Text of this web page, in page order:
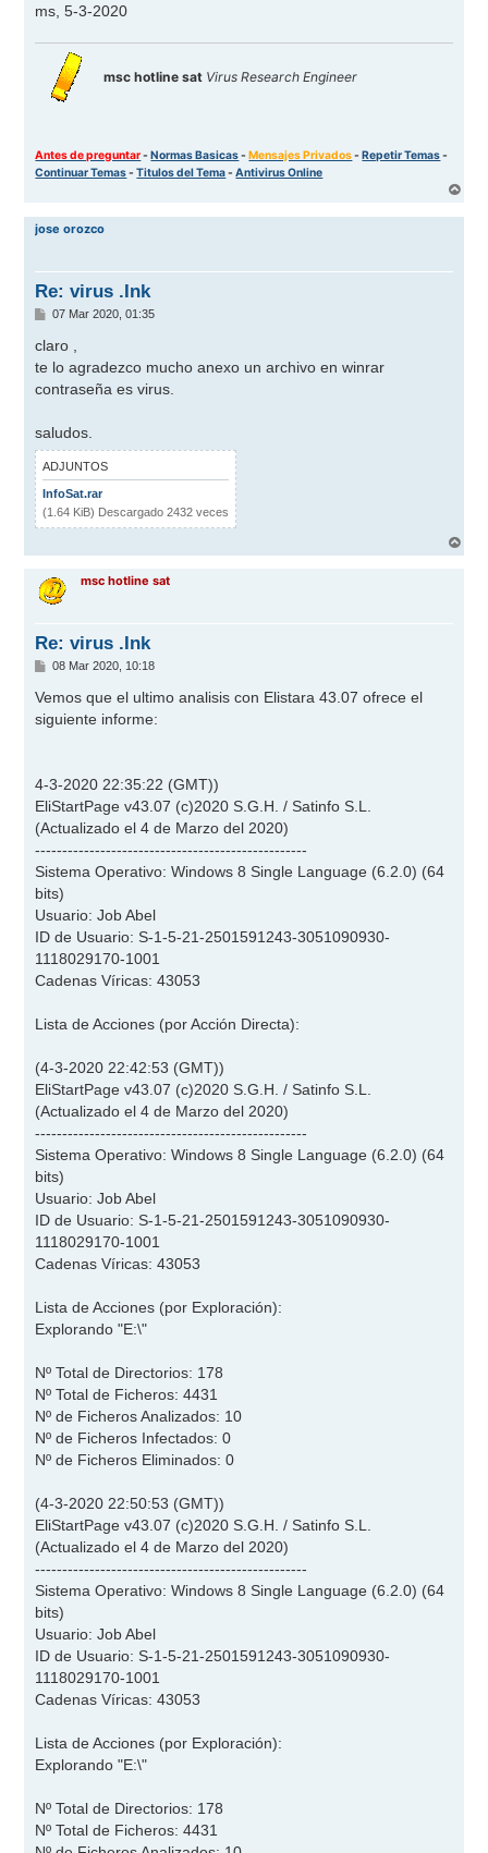
ms, 5-3-2020
msc hotline sat Virus Research Engineer
Antes de preguntar-Normas Basicas-Mensajes Privados-Repetir Temas-
Continuar Temas-Titulos del Tema-Antivirus Online
r
jose orozco
Re: virus .Ink
M
n
s
a
e
07 Mar 2020, 01:35
claro ,
te lo agradezco mucho anexo un archivo en winrar
contraseña es virus.
saludos.
ADJUNTOS
InfoSat.rar
(1.64 KiB) Descargado 2432 veces
r
msc hotline sat
Re: virus .Ink
M
n
a
08 Mar 2020, 10:18
Vemos que el ultimo analisis con Elistara 43.07 ofrece el
siguiente informe:
4-3-2020 22:35:22 (GMT))
EliStartPage v43.07 (c)2020 S.G.H. / Satinfo S.L.
(Actualizado el 4 de Marzo del 2020)
--------------------------------------------------
Sistema Operativo: Windows 8 Single Language (6.2.0) (64
bits)
Usuario: Job Abel
ID de Usuario: S-1-5-21-2501591243-3051090930-
1118029170-1001
Cadenas Víricas: 43053
Lista de Acciones (por Acción Directa):
(4-3-2020 22:42:53 (GMT))
EliStartPage v43.07 (c)2020 S.G.H. / Satinfo S.L.
(Actualizado el 4 de Marzo del 2020)
--------------------------------------------------
Sistema Operativo: Windows 8 Single Language (6.2.0) (64
bits)
Usuario: Job Abel
ID de Usuario: S-1-5-21-2501591243-3051090930-
1118029170-1001
Cadenas Víricas: 43053
Lista de Acciones (por Exploración):
Explorando "E:\"
Nº Total de Directorios: 178
Nº Total de Ficheros: 4431
Nº de Ficheros Analizados: 10
Nº de Ficheros Infectados: 0
Nº de Ficheros Eliminados: 0
(4-3-2020 22:50:53 (GMT))
EliStartPage v43.07 (c)2020 S.G.H. / Satinfo S.L.
(Actualizado el 4 de Marzo del 2020)
--------------------------------------------------
Sistema Operativo: Windows 8 Single Language (6.2.0) (64
bits)
Usuario: Job Abel
ID de Usuario: S-1-5-21-2501591243-3051090930-
1118029170-1001
Cadenas Víricas: 43053
Lista de Acciones (por Exploración):
Explorando "E:\"
Nº Total de Directorios: 178
Nº Total de Ficheros: 4431